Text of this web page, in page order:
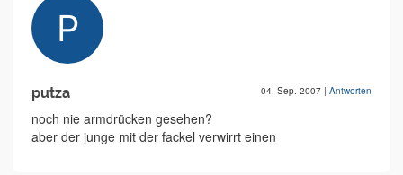
putza 04. Sep. 2007 | Antworten
noch nie armdrücken gesehen?
aber der junge mit der fackel verwirrt einen